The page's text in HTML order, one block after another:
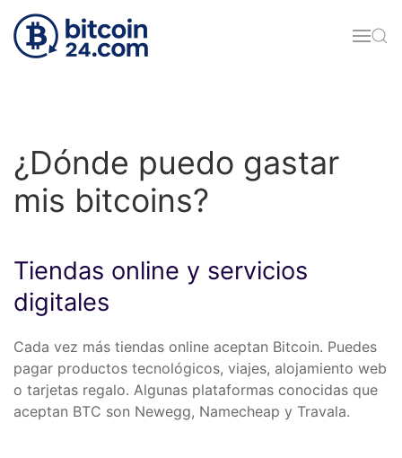
Skip to main content
¿Dónde puedo gastar
mis bitcoins?
Tiendas online y servicios
digitales
Cada vez más tiendas online aceptan Bitcoin. Puedes
pagar productos tecnológicos, viajes, alojamiento web
o tarjetas regalo. Algunas plataformas conocidas que
aceptan BTC son Newegg, Namecheap y Travala.